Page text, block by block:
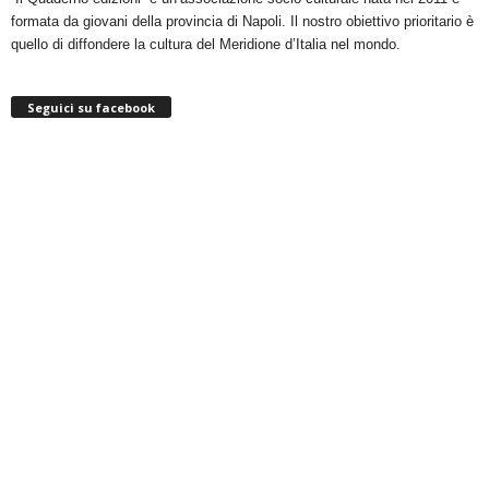
formata da giovani della provincia di Napoli. Il nostro obiettivo prioritario è
quello di diffondere la cultura del Meridione d’Italia nel mondo.
Seguici su facebook